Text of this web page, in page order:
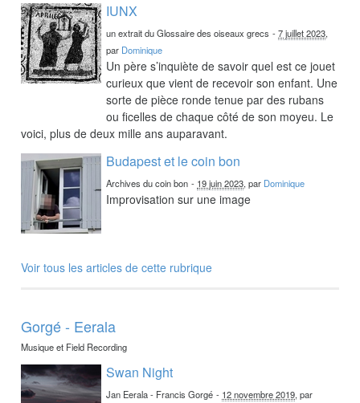
IUNX
un extrait du Glossaire des oiseaux grecs -7 juillet 2023,
par Dominique
Un père s’inquiète de savoir quel est ce jouet
curieux que vient de recevoir son enfant. Une
sorte de pièce ronde tenue par des rubans
ou ficelles de chaque côté de son moyeu. Le
voici, plus de deux mille ans auparavant.
Budapest et le coin bon
Archives du coin bon - 19 juin 2023, par Dominique
Improvisation sur une image
Voir tous les articles de cette rubrique
Gorgé - Eerala
Musique et Field Recording
Swan Night
Jan Eerala - Francis Gorgé - 12 novembre 2019, par